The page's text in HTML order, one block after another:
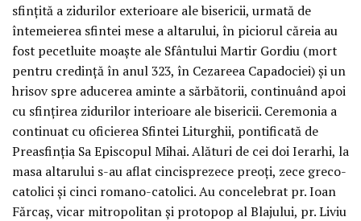
sfinţită a zidurilor exterioare ale bisericii, urmată de
întemeierea sfintei mese a altarului, în piciorul căreia au
fost pecetluite moaşte ale Sfântului Martir Gordiu (mort
pentru credinţă în anul 323, în Cezareea Capadociei) şi un
hrisov spre aducerea aminte a sărbătorii, continuând apoi
cu sfinţirea zidurilor interioare ale bisericii. Ceremonia a
continuat cu oficierea Sfintei Liturghii, pontificată de
Preasfinţia Sa Episcopul Mihai. Alături de cei doi Ierarhi, la
masa altarului s-au aflat cincisprezece preoţi, zece greco-
catolici şi cinci romano-catolici. Au concelebrat pr. Ioan
Fărcaş, vicar mitropolitan şi protopop al Blajului, pr. Liviu